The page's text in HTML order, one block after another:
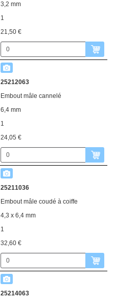
3,2 mm
1
21,50 €
25212063
Embout mâle cannelé
6,4 mm
1
24,05 €
25211036
Embout mâle coudé à coiffe
4,3 x 6,4 mm
1
32,60 €
25214063